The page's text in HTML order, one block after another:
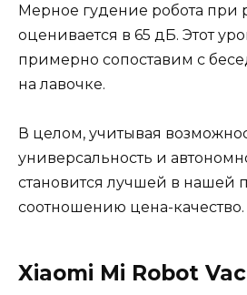
Мерное гудение робота при
оценивается в 65 дБ. Этот
примерно сопоставим с
на лавочке.
В целом, учитывая
универсальность и
становится лучшей в нашей
соотношению цена-качество.
Xiaomi Mi Robot